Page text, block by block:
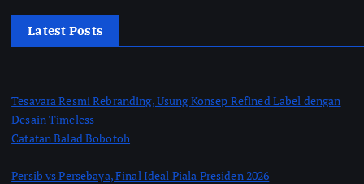
Latest Posts
Tesavara Resmi Rebranding, Usung Konsep Refined Label dengan
Desain Timeless
Catatan Balad Bobotoh
Persib vs Persebaya, Final Ideal Piala Presiden 2026